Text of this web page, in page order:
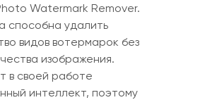
Watermark Remover.
способна удалить
видов вотермарок без
изображения.
в своей работе
интеллект, поэтому